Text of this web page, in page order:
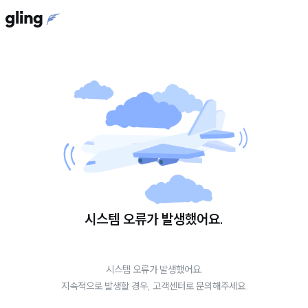
시스템 오류가 발생했어요.
시스템 오류가 발생했어요.
지속적으로 발생할 경우, 고객센터로 문의해주세요.